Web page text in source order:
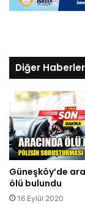
Diğer Haberler
Güneşköy’de
ölü bulundu
16 Eylül 2020